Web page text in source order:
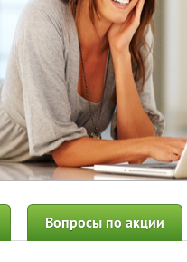
Вопросы по акции